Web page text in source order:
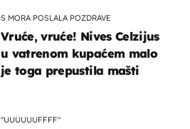
S MORA POSLALA POZDRAVE
Vruće, vruće! Nives Celzijus
u vatrenom kupaćem malo
je toga prepustila mašti
"UUUUUUFFFF"